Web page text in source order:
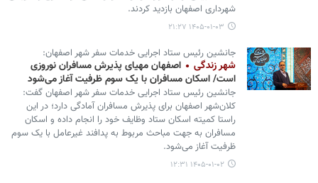
شهرداری اصفهان بازدید کردند.
۱۴۰۵-۰۱-۰۳ ۲۱:۲۷
جانشین رئیس ستاد اجرایی خدمات سفر شهر اصفهان:
شهر زندگی
اصفهان مهیای پذیرش مسافران نوروزی
است/ اسکان مسافران با یک سوم ظرفیت آغاز می‌شود
جانشین رئیس ستاد اجرایی خدمات سفر شهر اصفهان گفت:
کلان‌شهر اصفهان برای پذیرش مسافران آمادگی دارد؛ در این
راستا کمیته اسکان ستاد وظایف خود را انجام داده و اسکان
مسافران به جهت مباحث مربوط به پدافند غیرعامل با یک سوم
ظرفیت آغاز می‌شود.
۱۴۰۵-۰۱-۰۲ ۱۲:۳۱